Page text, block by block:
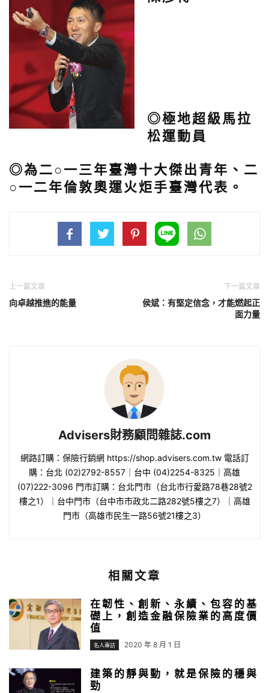
◎極地超級馬拉
松運動員
◎為二○一三年臺灣十大傑出青年、二
○一二年倫敦奧運火炬手臺灣代表。
上一篇文章
向卓越推進的能量
下一篇文章
侯斌：有堅定信念，才能燃起正
面力量
Advisers財務顧問雜誌.com
網路訂購：保險行銷網 https://shop.advisers.com.tw 電話訂
購：台北 (02)2792-8557｜台中 (04)2254-8325｜高雄
(07)222-3096 門市訂購：台北門市（台北市行愛路78巷28號2
樓之1）｜台中門市（台中市市政北二路282號5樓之7）｜高雄
門市（高雄市民生一路56號21樓之3）
相關文章
在韌性、創新、永續、包容的基
礎上，創造金融保險業的高度價
值
名人專訪 2020 年 8 月 1 日
建築的靜與動，就是保險的穩與
勁